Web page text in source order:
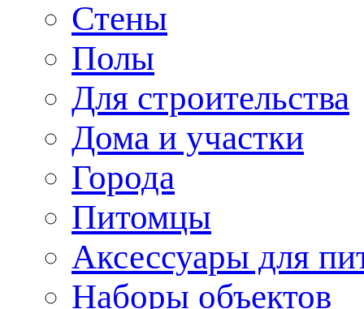
Стены
Полы
Для строительства
Дома и участки
Города
Питомцы
Аксессуары для
Наборы объектов